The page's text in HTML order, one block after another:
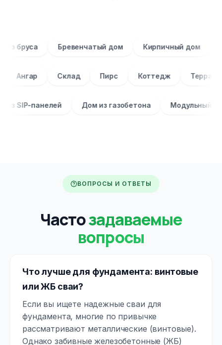
Дом из бруса Бревенчатый дом Кирпичный
Склад Пирс Коттедж Терраса
Дом из SIP-панелей Дом из газобетона
ВОПРОСЫ И ОТВЕТЫ
Частозадаваемые
вопросы
Что лучше для фундамента: винтовые
или ЖБ сваи?
Если вы ищете надежные сваи для
фундамента, многие по привычке
рассматривают металлические (винтовые).
Однако забивные железобетонные (ЖБ)